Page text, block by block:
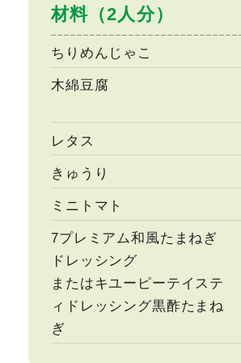
材料（2人分）
ちりめんじゃこ
木綿豆腐
レタス
きゅうり
ミニトマト
7プレミアム和風たまねぎ
ドレッシング
またはキユーピーテイステ
ィドレッシング黒酢たまね
ぎ